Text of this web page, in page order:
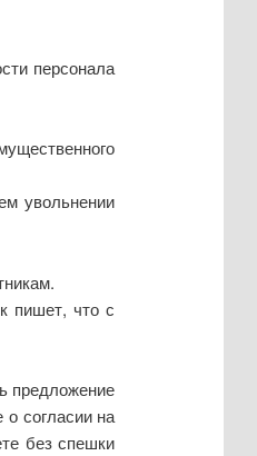
персонала
увольнении
пишет, что с
предложение
согласии на
без спешки